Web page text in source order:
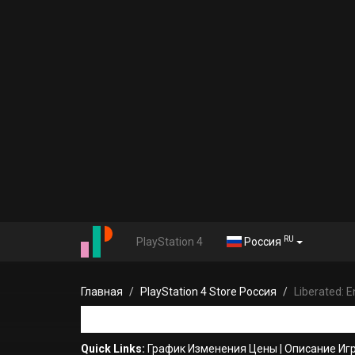
PlayStation 4 Россия RU
Главная PlayStation 4 Store Россия Liberated:
Quick Links: График Изменения Цены Описание